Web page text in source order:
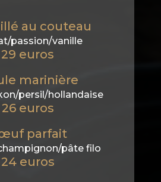
au couteau
passion/vanille
29 euros
marinière
persil/hollandaise
26 euros
parfait
pâte filo
24 euros